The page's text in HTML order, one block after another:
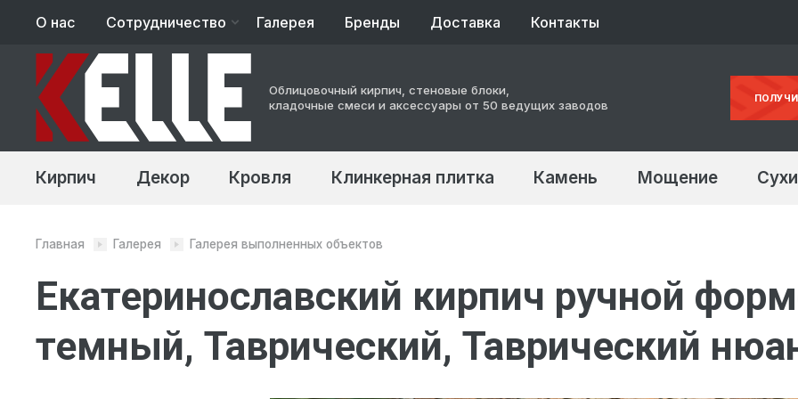
О нас Сотрудничество Галерея Бренды Доставка Контакты
Облицовочный кирпич, стеновые блоки,
кладочные смеси и аксессуары от 50 ведущих заводов
Кирпич Декор Кровля Клинкерная плитка Камень Мощение
Главная Галерея Галерея выполненных объектов
Екатеринославский кирпич ручной
темный, Таврический, Таврический